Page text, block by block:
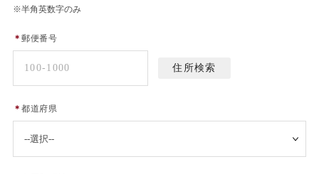
※半角英数字のみ
＊郵便番号
＊都道府県